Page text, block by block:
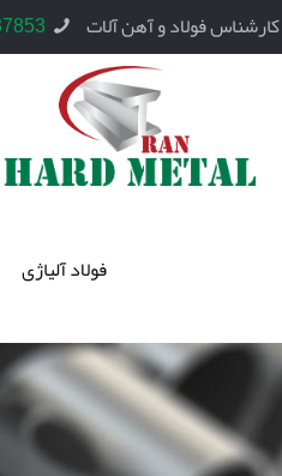
کارشناس فولاد و آهن آلات
فولاد آلیاژی